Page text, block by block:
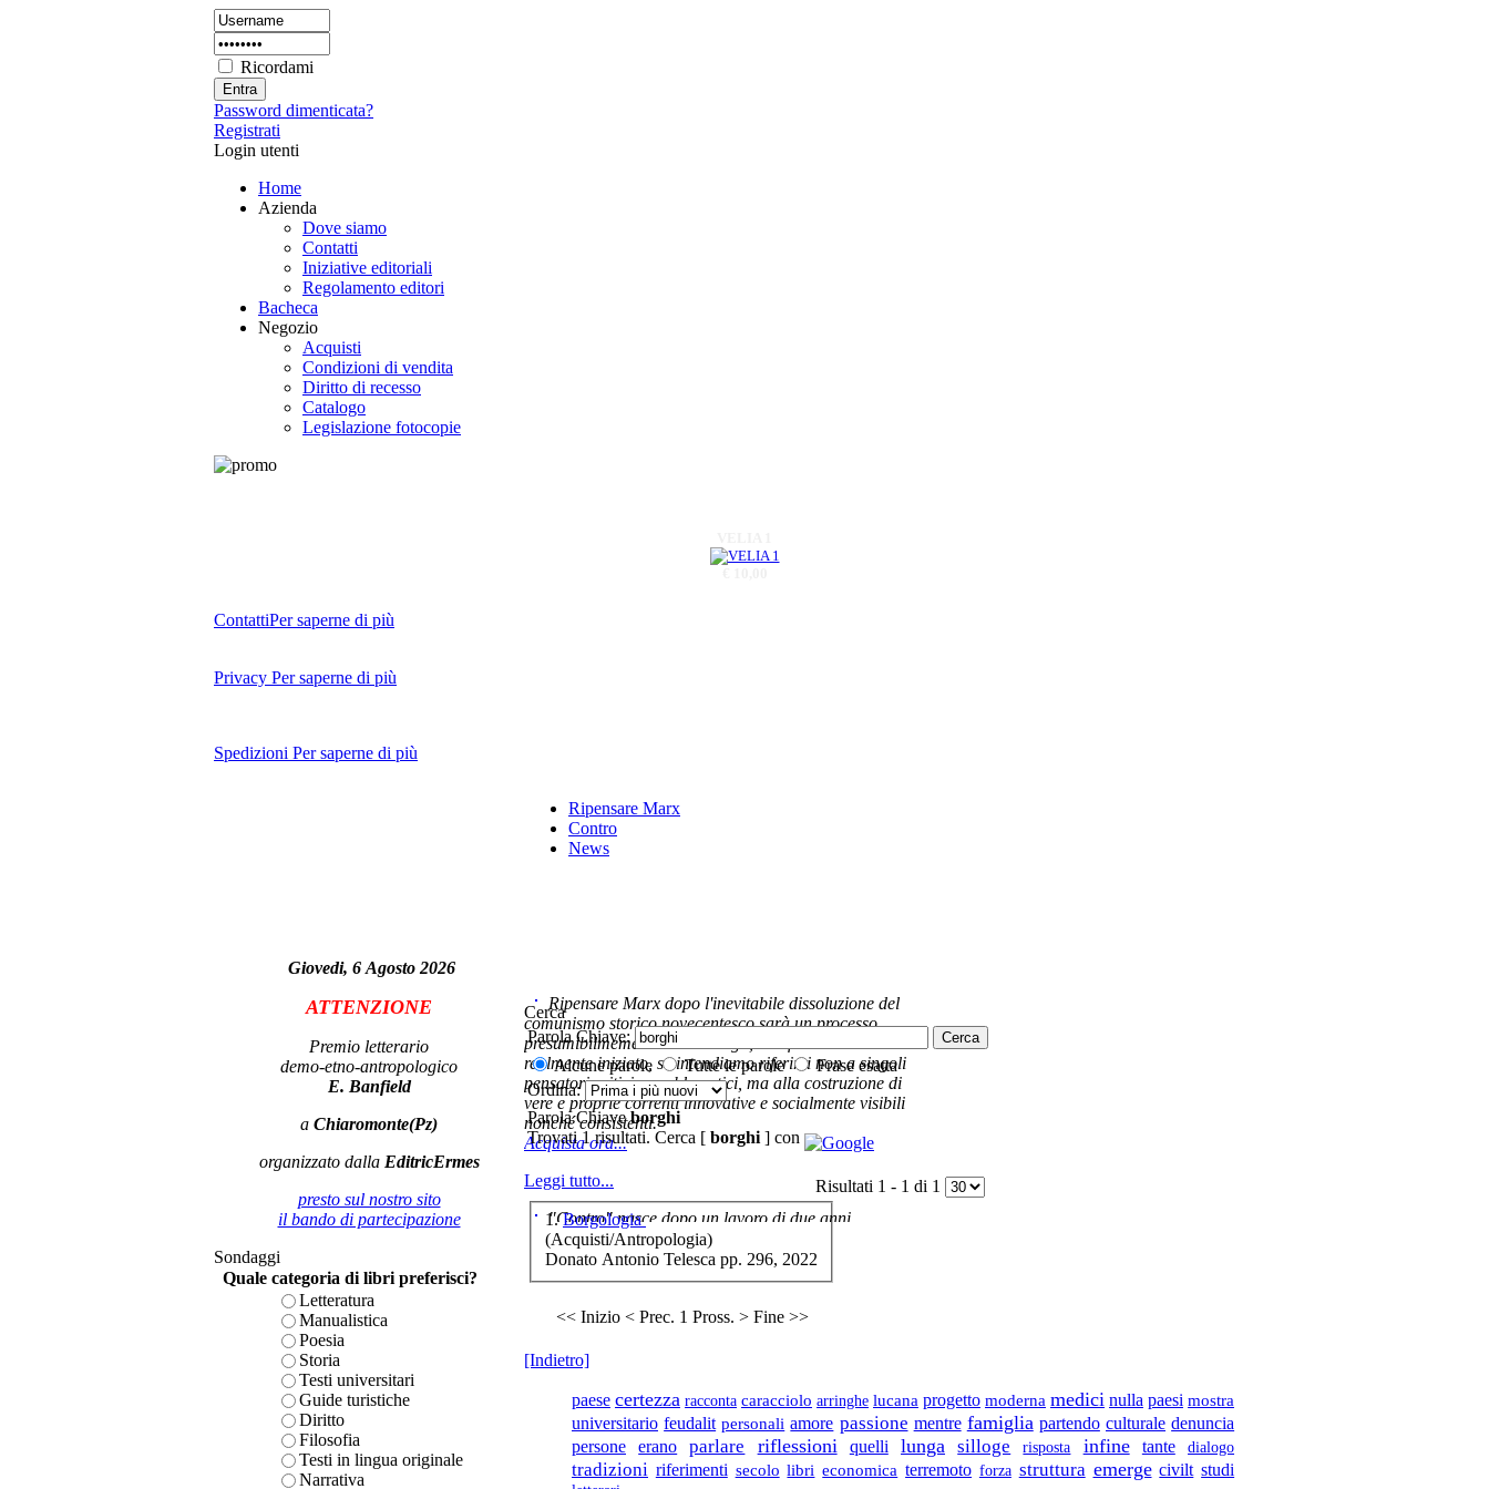
Ricordami
Password dimenticata?
Registrati
Login utenti
Home
Azienda
Dove siamo
Contatti
Iniziative editoriali
Regolamento editori
Bacheca
Negozio
Acquisti
Condizioni di vendita
Diritto di recesso
Catalogo
Legislazione fotocopie
€ 10,00
€ 20,00
Le due cortigiane di
Lodovico Domenichi
possibile. periferia,
metodo, progetto.
€ 18,00
Valli di vento
ContattiPer saperne di più
Privacy Per saperne di più
Spedizioni Per saperne di più
Giovedi, 6 Agosto 2026
ATTENZIONE
Premio letterario
demo-etno-antropologico
E. Banfield
a Chiaromonte(Pz)
organizzato dalla EditricErmes
presto sul nostro sito
il bando di partecipazione
Sondaggi
Quale categoria di libri preferisci?
Letteratura
Manualistica
Poesia
Storia
Testi universitari
Guide turistiche
Diritto
Filosofia
Testi in lingua originale
Narrativa
Ripensare Marx
Contro
News
Ripensare Marx dopo l'inevitabile dissoluzione del
comunismo storico novecentesco sarà un processo
presumibilmemente molto lungo, e di fatto non ancora
realmente iniziato, se intendiamo riferirci non a singoli
pensatori critici e problematici, ma alla costruzione di
vere e proprie correnti innovative e socialmente visibili
nonché consistenti.
Acquista ora...
Leggi tutto...
"Contro" nasce dopo un lavoro di due anni ,
cominciato con la collaborazione dell'autore al blog:
ripensaremarx. i saggi contenuti nel libro sono frutto di
questa collaborazione e di questa critica. L'impostazione
presente fase.
80 after 7095 ms: Could not connect to server
Cerca
Parola Chiave:
Alcune parole
Tutte le parole
Frase esatta
Ordina:
Parola Chiaveborghi
Trovati 1 risultati. Cerca [ borghi ] con
Risultati 1 - 1 di 1
1.Borgologia
(Acquisti/Antropologia)
Donato Antonio Telesca pp. 296, 2022
<< Inizio < Prec. 1 Pross. > Fine >>
[Indietro]
paese certezza racconta caracciolo arringhe lucana progetto moderna medici nulla paesi mostra
universitario feudalit personali amore passione mentre famiglia partendo culturale denuncia
persone
erano parlare riflessioni quelli lunga silloge risposta infine tante dialogo
tradizioni riferimenti secolo libri economica terremoto forza struttura emerge civilt studi